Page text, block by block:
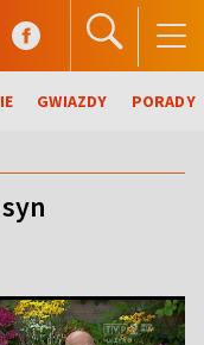
GWIAZDY PORADY